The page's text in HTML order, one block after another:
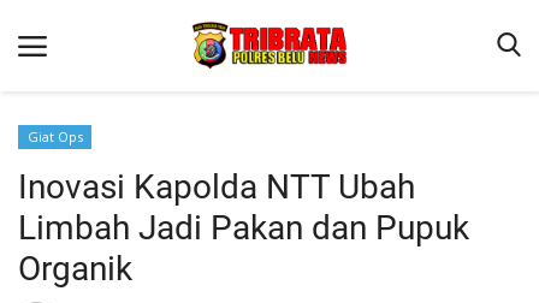
Beranda
Terms & Conditions
Reskrim
Giat Ops
Inovasi Kapolda NTT Ubah
Limbah Jadi Pakan dan Pupuk
Organik